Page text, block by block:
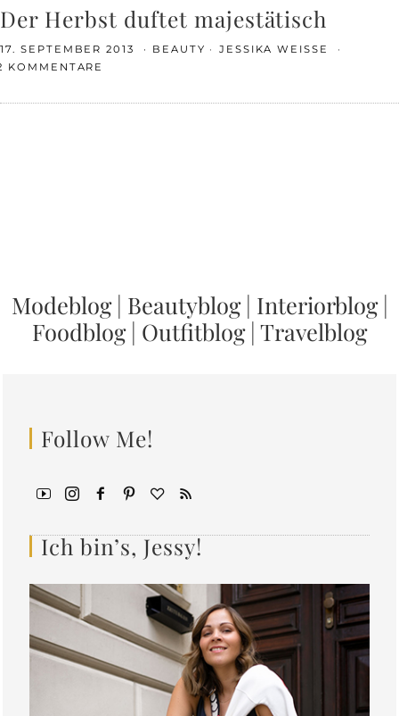
Der Herbst duftet majestätisch
17. SEPTEMBER 2013 BEAUTY
JESSIKA WEISSE
KOMMENTARE
Modeblog| Beautyblog| Interiorblog|
Foodblog| Outfitblog| Travelblog
Follow Me!
Ich bin’s, Jessy!